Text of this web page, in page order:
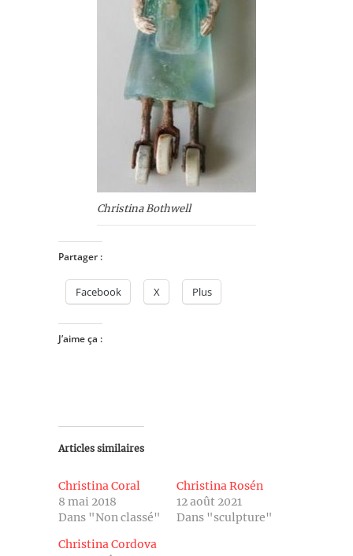
Christina Bothwell
Partager :
Facebook X Plus
J’aime ça :
Articles similaires
Christina Coral
8 mai 2018
Dans "Non classé"
Christina Rosén
12 août 2021
Dans "sculpture"
Christina Cordova